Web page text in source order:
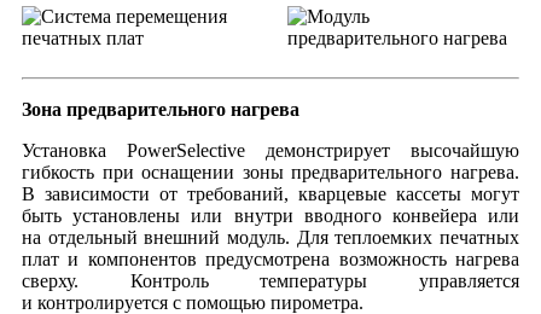
Зона предварительного нагрева
Установка PowerSelective демонстрирует высочайшую
гибкость при оснащении зоны предварительного нагрева.
В зависимости от требований, кварцевые кассеты могут
быть установлены или внутри вводного конвейера или
на отдельный внешний модуль. Для теплоемких печатных
плат и компонентов предусмотрена возможность нагрева
сверху. Контроль температуры управляется
и контролируется с помощью пирометра.